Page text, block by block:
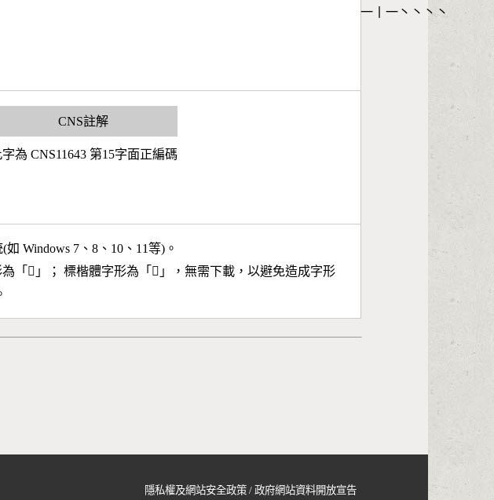
一丨一丶丶丶丶
CNS註解
字為 CNS11643 第15字面正編碼
Windows 7、8、10、11等)。
「 𣊳 」； 標楷體字形為「 𣊳 」，無需下載，以避免造成字形
隱私權及網站安全政策 /政府網站資料開放宣告